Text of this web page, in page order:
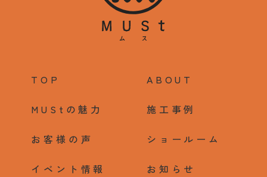
TOP ABOUT
MUStの魅力 施工事例
お客様の声 ショールーム
イベント情報 お知らせ